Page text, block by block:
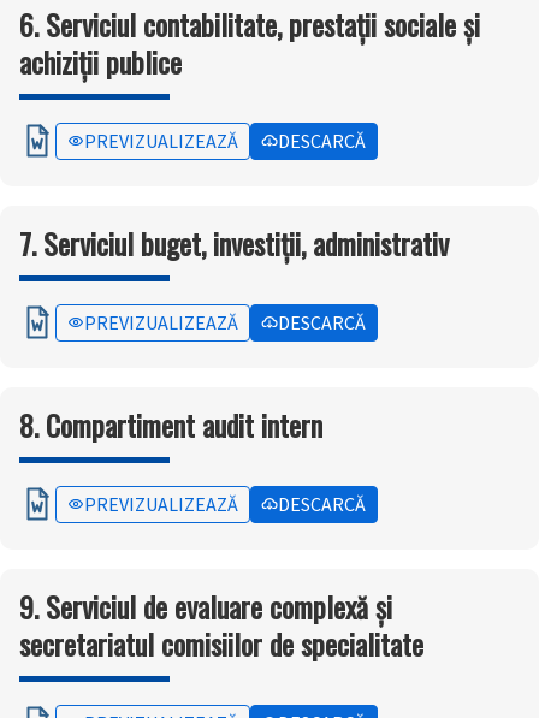
6. Serviciul contabilitate, prestații sociale și
achiziții publice
PREVIZUALIZEAZĂ DESCARCĂ
7. Serviciul buget, investiții, administrativ
PREVIZUALIZEAZĂ DESCARCĂ
8. Compartiment audit intern
PREVIZUALIZEAZĂ DESCARCĂ
9. Serviciul de evaluare complexă și
secretariatul comisiilor de specialitate